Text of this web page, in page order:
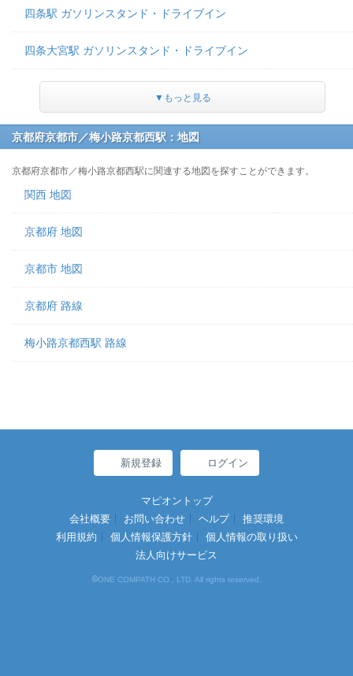
四条駅 ガソリンスタンド・ドライブイン
四条大宮駅 ガソリンスタンド・ドライブイン
▼もっと見る
京都府京都市／梅小路京都西駅：地図
京都府京都市／梅小路京都西駅に関連する地図を探すことができます。
関西 地図
京都府 地図
京都市 地図
京都府 路線
梅小路京都西駅 路線
新規登録 ログイン
マピオントップ
会社概要
お問い合わせ ヘルプ
推奨環境
利用規約
個人情報保護方針
個人情報の取り扱い
法人向けサービス
©ONE COMPATH CO., LTD. All rights reserved.